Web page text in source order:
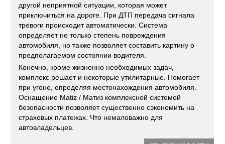
другой неприятной ситуации, которая может
приключиться на дороге. При ДТП передача сигнала
тревоги происходит автоматически. Система
определяет не только степень повреждения
автомобиля, но также позволяет составить картину о
предполагаемом состоянии водителя.
Конечно, кроме жизненно необходимых задач,
комплекс решает и некоторые утилитарные. Помогает
при угоне, определяя местонахождения автомобиля.
Оснащение Matiz / Матиз комплексной системой
безопасности позволяет существенно сэкономить на
страховых платежах. Что немаловажно для
автовладельцев.